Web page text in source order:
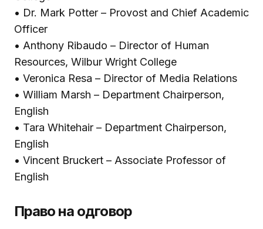
• Dr. Mark Potter – Provost and Chief Academic
Officer
• Anthony Ribaudo – Director of Human
Resources, Wilbur Wright College
• Veronica Resa – Director of Media Relations
• William Marsh – Department Chairperson,
English
• Tara Whitehair – Department Chairperson,
English
• Vincent Bruckert – Associate Professor of
English
Право на одговор